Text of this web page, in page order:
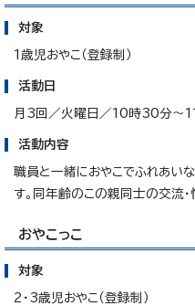
対象
1歳児おやこ（登録制）
活動日
月3回／火曜日／10時30分～
活動内容
職員と一緒におやこでふれあい
す。同年齢のこの親同士の交流・
おやこっこ
対象
2・3歳児おやこ（登録制）